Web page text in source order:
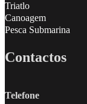
Triatlo
Canoagem
Pesca Submarina
Contactos
Telefone